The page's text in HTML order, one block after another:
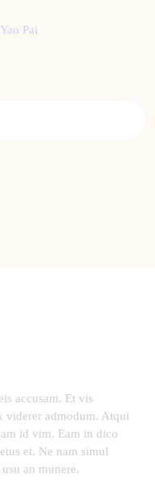
accusam. Et vis
viderer admodum. Atqui
id vim. Eam in dico
et. Ne nam simul
an munere.